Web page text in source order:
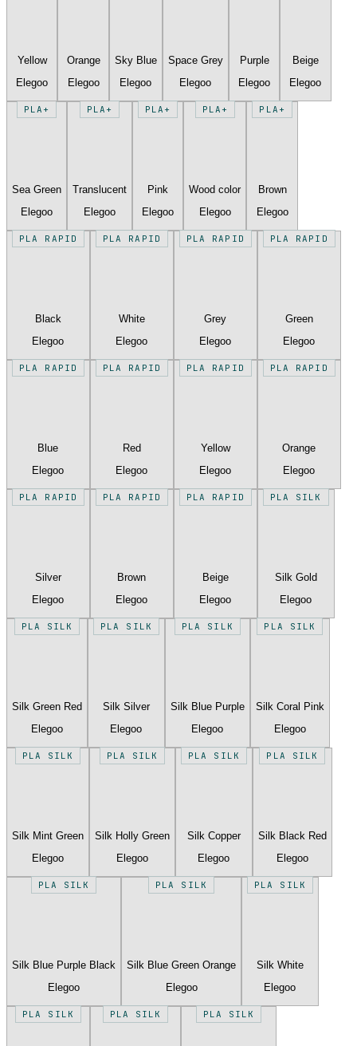
Yellow
Elegoo
Orange
Elegoo
Sky Blue
Elegoo
Space Grey
Elegoo
Purple
Elegoo
Beige
Elegoo
PLA+
Sea Green
Elegoo
PLA+
Translucent
Elegoo
PLA+
Pink
Elegoo
PLA+
Wood color
Elegoo
PLA+
Brown
Elegoo
PLA RAPID
Black
Elegoo
PLA RAPID
White
Elegoo
PLA RAPID
Grey
Elegoo
PLA RAPID
Green
Elegoo
PLA RAPID
Blue
Elegoo
PLA RAPID
Red
Elegoo
PLA RAPID
Yellow
Elegoo
PLA RAPID
Orange
Elegoo
PLA RAPID
Silver
Elegoo
PLA RAPID
Brown
Elegoo
PLA RAPID
Beige
Elegoo
PLA SILK
Silk Gold
Elegoo
PLA SILK
Silk Green Red
Elegoo
PLA SILK
Silk Silver
Elegoo
PLA SILK
Silk Blue Purple
Elegoo
PLA SILK
Silk Coral Pink
Elegoo
PLA SILK
Silk Mint Green
Elegoo
PLA SILK
Silk Holly Green
Elegoo
PLA SILK
Silk Copper
Elegoo
PLA SILK
Silk Black Red
Elegoo
PLA SILK
Silk Blue Purple Black
Elegoo
PLA SILK
Silk Blue Green Orange
Elegoo
PLA SILK
Silk White
Elegoo
PLA SILK PLA SILK PLA SILK